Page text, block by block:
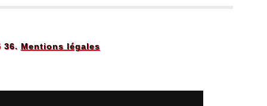
36. Mentions légales